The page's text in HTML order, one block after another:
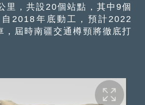
里，共設20個站點，其中9個
2018年底動工，預計2022
，屆時南疆交通樽頸將徹底打